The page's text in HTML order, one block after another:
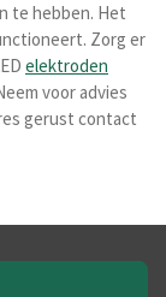
te hebben. Het
Zorg er
elektroden
voor advies
gerust contact